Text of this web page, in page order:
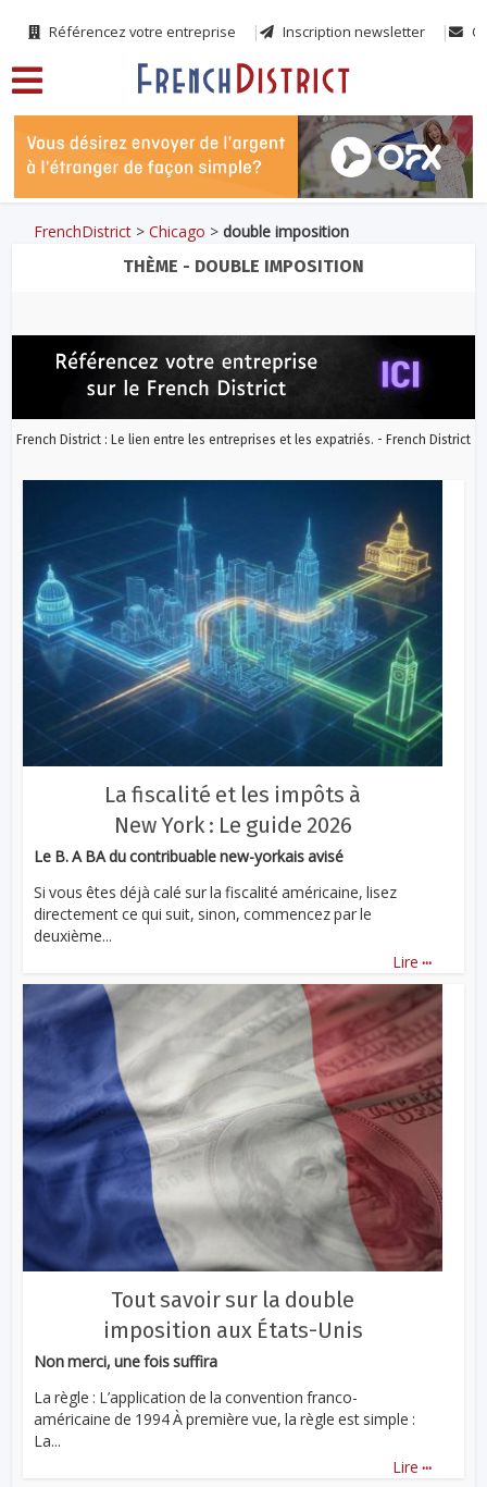
Référencez votre entreprise Inscription newsletter
FrenchDistrict >Chicago >double imposition
THÈME - DOUBLE IMPOSITION
French District : Le lien entre les entreprises et les expatriés. - French District
La fiscalité et les impôts à
New York : Le guide 2026
Le B. A BA du contribuable new-yorkais avisé
Si vous êtes déjà calé sur la fiscalité américaine, lisez
directement ce qui suit, sinon, commencez par le
deuxième...
Lire ...
Tout savoir sur la double
imposition aux États-Unis
Non merci, une fois suffira
La règle : L’application de la convention franco-
américaine de 1994 À première vue, la règle est simple :
La...
Lire ...